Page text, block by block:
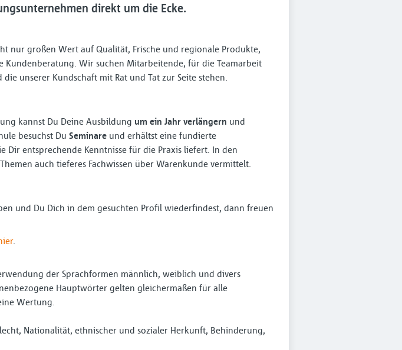
direkt um die Ecke.
nur großen Wert auf Qualität, Frische und regionale Produkte,
Wir suchen Mitarbeitende, für die Teamarbeit
unserer Kundschaft mit Rat und Tat zur Seite stehen.
kannst Du Deine Ausbildung um ein Jahr verlängern und
besuchst Du Seminare und erhältst eine fundierte
Dir entsprechende Kenntnisse für die Praxis liefert. In den
auch tieferes Fachwissen über Warenkunde vermittelt.
und Du Dich in dem gesuchten Profil wiederfindest, dann freuen
.
der Sprachformen männlich, weiblich und divers
Hauptwörter gelten gleichermaßen für alle
Wertung.
Nationalität, ethnischer und sozialer Herkunft, Behinderung,